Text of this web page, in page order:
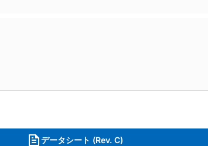
データシート (Rev. C)